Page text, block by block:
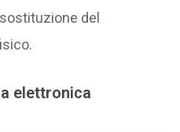
del
elettronica